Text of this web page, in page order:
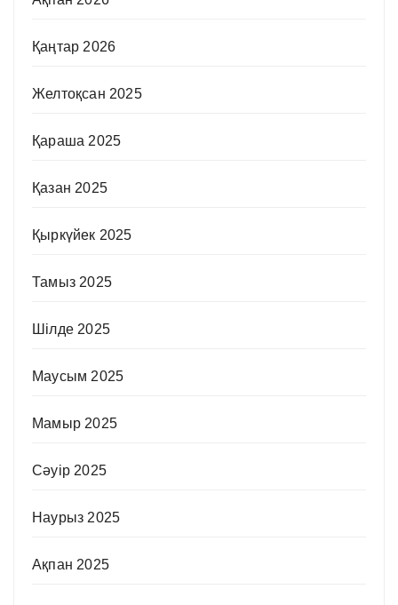
Қаңтар 2026
Желтоқсан 2025
Қараша 2025
Қазан 2025
Қыркүйек 2025
Тамыз 2025
Шілде 2025
Маусым 2025
Мамыр 2025
Сәуір 2025
Наурыз 2025
Ақпан 2025